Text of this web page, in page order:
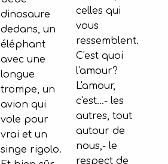
dinosaure
dedans, un
éléphant
avec une
longue
trompe, un
avion qui
vole pour
vrai et un
singe rigolo.
celles qui
vous
ressemblent.
C'est quoi
l'amour?
L'amour,
c'est...- les
autres, tout
autour de
nous,- le
respect de